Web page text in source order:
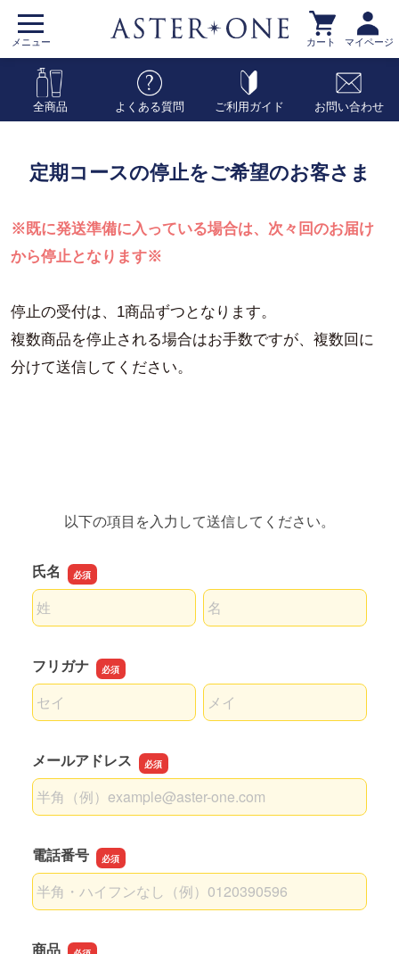
メニュー マイページ
カート
全商品 よくある質問 ご利用ガイド お問い合わせ
定期コースの停止をご希望のお客さま
※既に発送準備に入っている場合は、次々回のお届け
から停止となります※
停止の受付は、1商品ずつとなります。
複数商品を停止される場合はお手数ですが、複数回に
分けて送信してください。